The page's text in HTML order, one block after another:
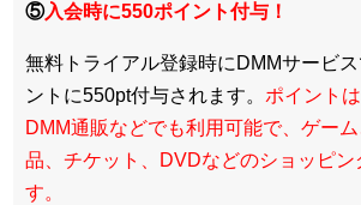
⑤入会時に550ポイント付与！
無料トライアル登録時にDMMサービ
ントに550pt付与されます。 ポイント
DMM通販などでも利用可能で、ゲー
品、チケット、DVDなどのショッピン
す。